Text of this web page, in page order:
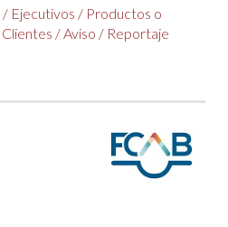
/ Ejecutivos / Productos o
Clientes /Aviso / Reportaje